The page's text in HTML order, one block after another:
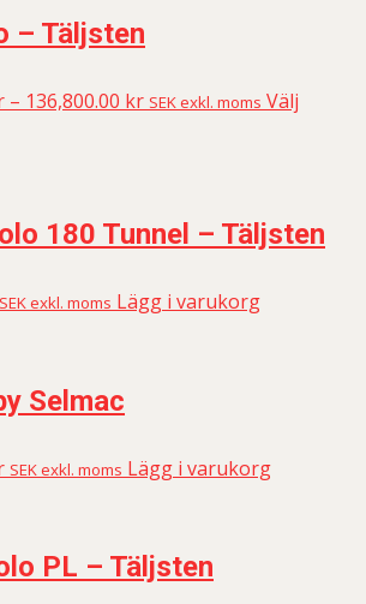
– Täljsten
– 136,800.00 kr SEK exkl. moms Välj
180 Tunnel – Täljsten
SEK exkl. moms Lägg i varukorg
Selmac
SEK exkl. moms Lägg i varukorg
PL – Täljsten